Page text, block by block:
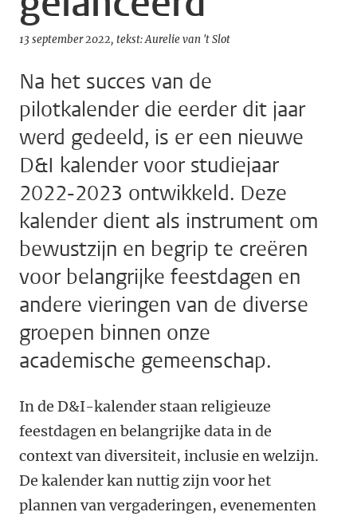
13 september 2022 tekst: Aurelie van 't Slot
Na het succes van de
pilotkalender die eerder dit jaar
werd gedeeld, is er een nieuwe
D&I kalender voor studiejaar
2022-2023 ontwikkeld. Deze
kalender dient als instrument om
bewustzijn en begrip te creëren
voor belangrijke feestdagen en
andere vieringen van de diverse
groepen binnen onze
academische gemeenschap.
In de D&I-kalender staan religieuze
feestdagen en belangrijke data in de
context van diversiteit, inclusie en welzijn.
De kalender kan nuttig zijn voor het
plannen van vergaderingen, evenementen